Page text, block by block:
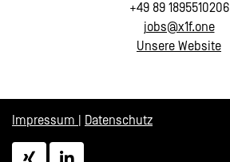
+49 89 1895510206
jobs@x1f.one
Unsere Website
Impressum Datenschutz